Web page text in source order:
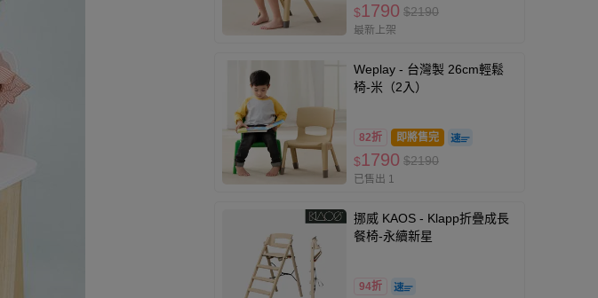
$1790 $2190
最新上架
Weplay - 台灣製 26cm輕鬆
椅-米（2入）
82折 即將售完
$1790 $2190
已售出 1
挪威 KAOS - Klapp折疊成長
餐椅-永續新星
94折